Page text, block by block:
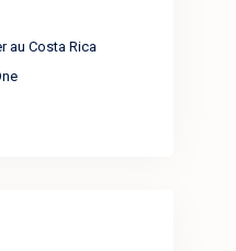
au Costa Rica